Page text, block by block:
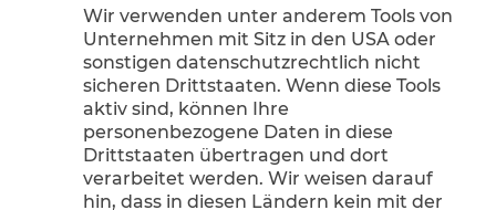
Wir verwenden unter anderem Tools von
Unternehmen mit Sitz in den USA oder
sonstigen datenschutzrechtlich nicht
sicheren Drittstaaten. Wenn diese Tools
aktiv sind, können Ihre
personenbezogene Daten in diese
Drittstaaten übertragen und dort
verarbeitet werden. Wir weisen darauf
hin, dass in diesen Ländern kein mit der